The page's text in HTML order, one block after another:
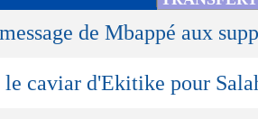
de Mbappé aux
le caviar d'Ekitike pour